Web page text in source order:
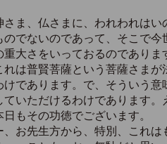
ま、仏さまに、われわれは
でないのであって、そこで
大さをいっておるのでありま
は普賢菩薩という菩薩さま
であります。で、そういう
いただけるわけであります。
もその功徳でございます。
お先生方から、特別、これは